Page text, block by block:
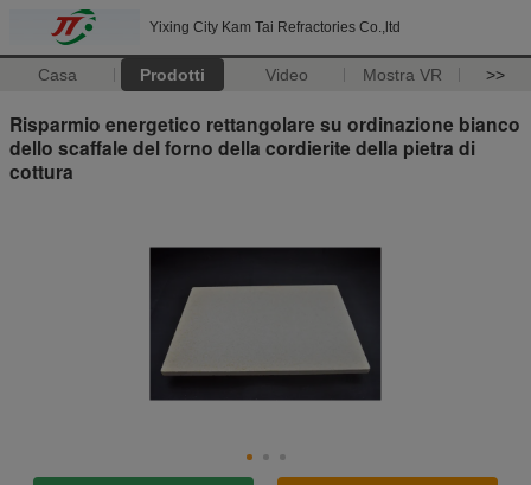
Yixing City Kam Tai Refractories Co.,ltd
Casa Prodotti Video Mostra VR >>
Risparmio energetico rettangolare su ordinazione bianco
dello scaffale del forno della cordierite della pietra di
cottura